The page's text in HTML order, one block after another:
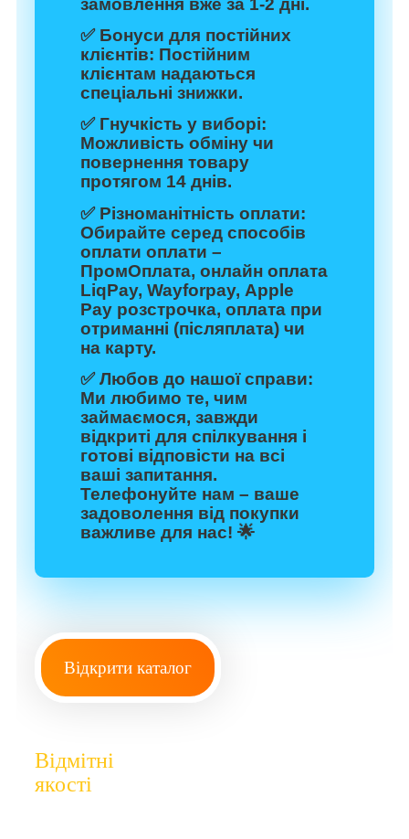
✅ Бонуси для постійних
клієнтів: Постійним
клієнтам надаються
спеціальні знижки.
✅ Гнучкість у виборі:
Можливість обміну чи
повернення товару
протягом 14 днів.
✅ Різноманітність оплати:
Обирайте серед способів
оплати оплати –
ПромОплата, онлайн оплата
LiqPay, Wayforpay, Apple
Pay розстрочка, оплата при
отриманні (післяплата) чи
на карту.
✅Любов до нашої справи:
Ми любимо те, чим
займаємося, завжди
відкриті для спілкування і
готові відповісти на всі
ваші запитання.
Телефонуйте нам – ваше
задоволення від покупки
важливе для нас! 🌟
Відкрити каталог
Відмітні
якості